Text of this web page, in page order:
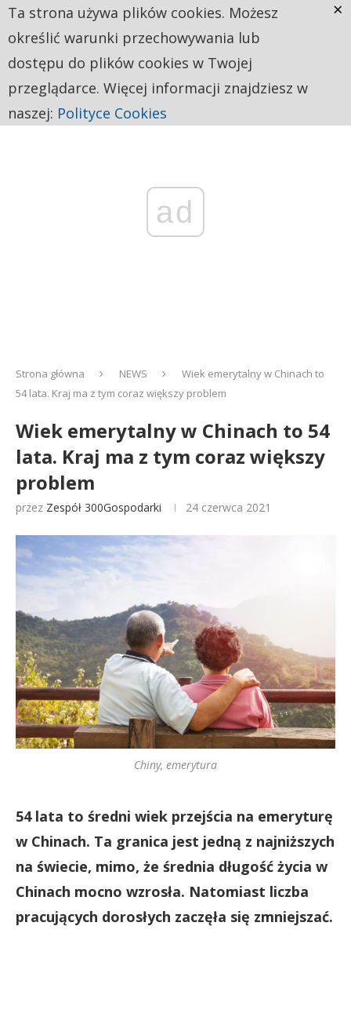
ad
Strona główna NEWS
Wiek emerytalny w Chinach to
54 lata. Kraj ma z tym coraz większy problem
Wiek emerytalny w Chinach to 54
lata. Kraj ma z tym coraz większy
problem
przez Zespół 300Gospodarki 24 czerwca 2021
Chiny, emerytura
54 lata to średni wiek przejścia na emeryturę
w Chinach. Ta granica jest jedną z najniższych
na świecie, mimo, że średnia długość życia w
Chinach mocno wzrosła. Natomiast liczba
pracujących dorosłych zaczęła się zmniejszać.
Ta strona używa plików cookies. Możesz
określić warunki przechowywania lub
dostępu do plików cookies w Twojej
przeglądarce. Więcej informacji znajdziesz w
naszej: Polityce Cookies
×